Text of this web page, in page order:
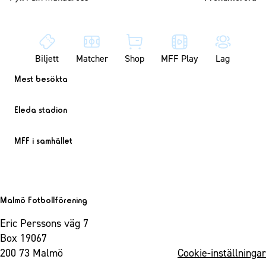
Biljett Matcher Shop MFF Play Lag
Mest besökta
Eleda stadion
MFF i samhället
Malmö Fotbollförening
Eric Perssons väg 7
Box 19067
200 73 Malmö
Cookie-inställningar